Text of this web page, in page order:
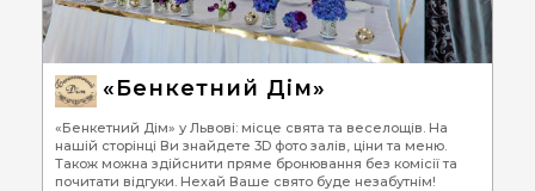
«Бенкетний Дім»
«Бенкетний Дім» у Львові: місце свята та веселощів. На
нашій сторінці Ви знайдете 3D фото залів, ціни та меню.
Також можна здійснити пряме бронювання без комісії та
почитати відгуки. Нехай Ваше свято буде незабутнім!